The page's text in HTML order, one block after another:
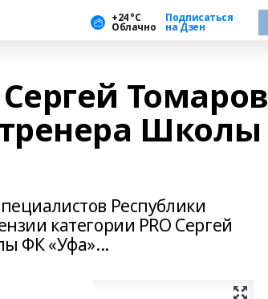
+24 °С
Облачно
Подписаться
на Дзен
Томаров
Школы
Республики
категории PRO Сергей
ФК «Уфа»...